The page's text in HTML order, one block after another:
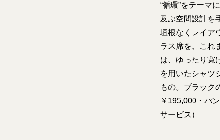
“循環”をテーマ
及ぶ空間設計を
垣根なくレイア
ラス席を。これ
は、ゆったり寛
を用いたシャツ
もの。ブラック
￥195,000・パ
サービス）